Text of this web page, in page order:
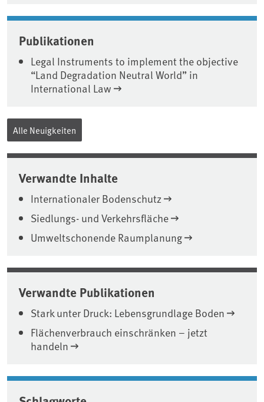
Publikationen
Legal Instruments to implement the objective
“Land Degradation Neutral World” in
International Law
Alle Neuigkeiten
Verwandte Inhalte
Internationaler Bodenschutz
Siedlungs- und Verkehrsfläche
Umweltschonende Raumplanung
Verwandte Publikationen
Stark unter Druck: Lebensgrundlage Boden
Flächenverbrauch einschränken – jetzt
handeln